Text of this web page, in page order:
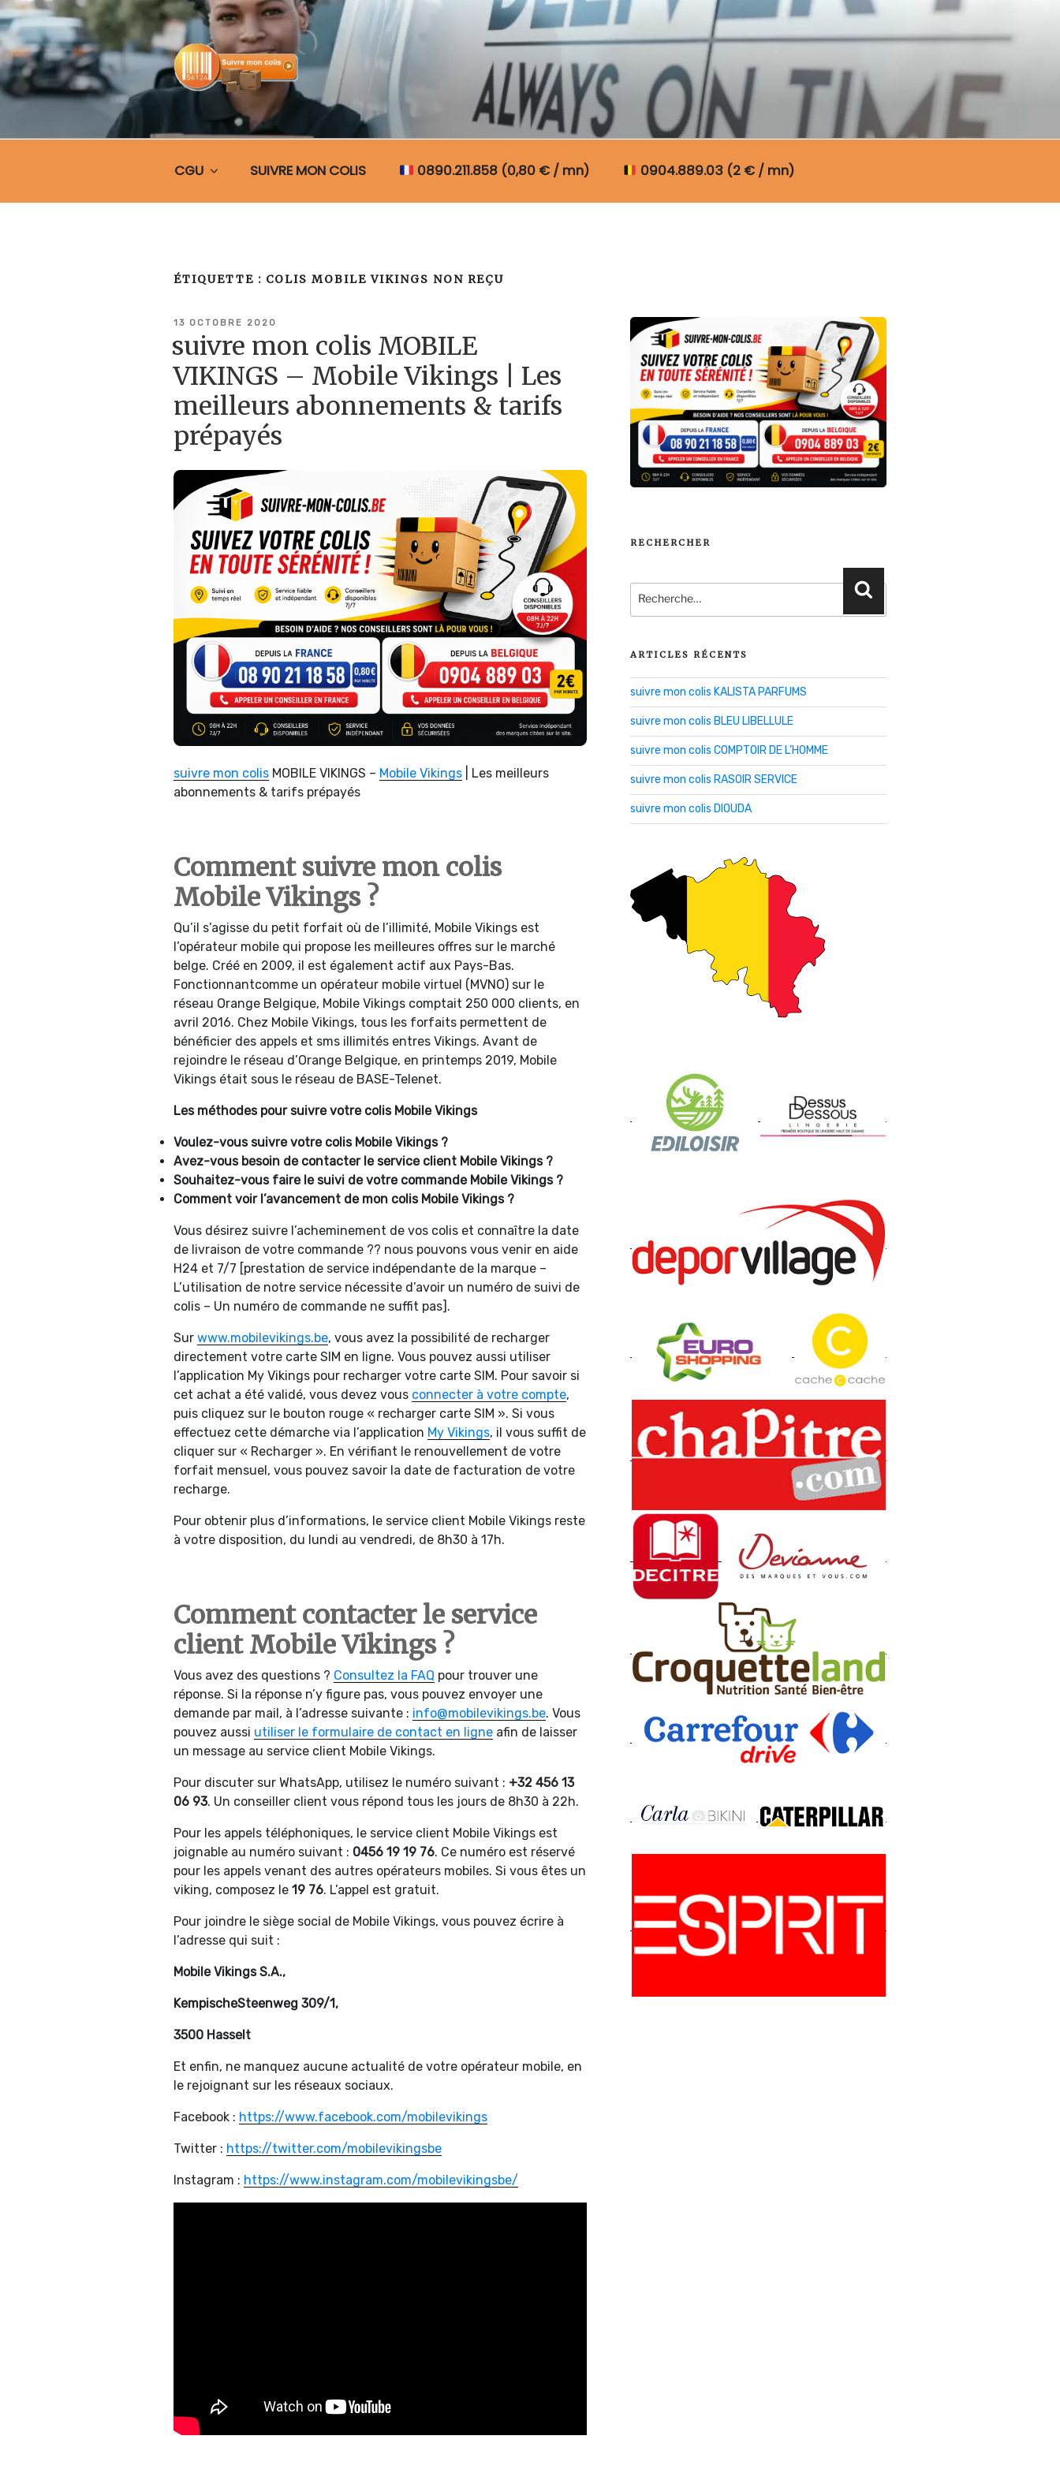
Aller
au
contenu
principal
SUIVRE MON COLIS BELGIQUE
CGU SUIVRE MON COLIS 0890.211.858 (0,80 € / mn) 0904.889.03 (2 € / mn)
ÉTIQUETTE : COLIS MOBILE VIKINGS NON REÇU
PUBLIÉ
13 OCTOBRE 2020
suivre mon colis MOBILE
VIKINGS – Mobile Vikings | Les
meilleurs abonnements & tarifs
prépayés
suivre mon colis MOBILE VIKINGS – Mobile Vikings | Les meilleurs
abonnements & tarifs prépayés
Comment suivre mon colis
Mobile Vikings ?
Qu’il s’agisse du petit forfait où de l’illimité, Mobile Vikings est
l’opérateur mobile qui propose les meilleures offres sur le marché
belge. Créé en 2009, il est également actif aux Pays-Bas.
Fonctionnantcomme un opérateur mobile virtuel (MVNO) sur le
réseau Orange Belgique, Mobile Vikings comptait 250 000 clients, en
avril 2016. Chez Mobile Vikings, tous les forfaits permettent de
bénéficier des appels et sms illimités entres Vikings. Avant de
rejoindre le réseau d’Orange Belgique, en printemps 2019, Mobile
Vikings était sous le réseau de BASE-Telenet.
Les méthodes pour suivre votre colis Mobile Vikings
Voulez-vous suivre votre colis Mobile Vikings ?
Avez-vous besoin de contacter le service client Mobile Vikings ?
Souhaitez-vous faire le suivi de votre commande Mobile Vikings ?
Comment voir l’avancement de mon colis Mobile Vikings ?
Vous désirez suivre l’acheminement de vos colis et connaître la date
de livraison de votre commande ?? nous pouvons vous venir en aide
H24 et 7/7 [prestation de service indépendante de la marque –
L’utilisation de notre service nécessite d’avoir un numéro de suivi de
colis – Un numéro de commande ne suffit pas].
Sur www.mobilevikings.be, vous avez la possibilité de recharger
directement votre carte SIM en ligne. Vous pouvez aussi utiliser
l’application My Vikings pour recharger votre carte SIM. Pour savoir si
cet achat a été validé, vous devez vous connecter à votre compte,
puis cliquez sur le bouton rouge « recharger carte SIM ». Si vous
effectuez cette démarche via l’application My Vikings, il vous suffit de
cliquer sur « Recharger ». En vérifiant le renouvellement de votre
forfait mensuel, vous pouvez savoir la date de facturation de votre
recharge.
Pour obtenir plus d’informations, le service client Mobile Vikings reste
à votre disposition, du lundi au vendredi, de 8h30 à 17h.
Comment contacter le service
client Mobile Vikings ?
Vous avez des questions ? Consultez la FAQ pour trouver une
réponse. Si la réponse n’y figure pas, vous pouvez envoyer une
demande par mail, à l’adresse suivante : info@mobilevikings.be. Vous
pouvez aussi utiliser le formulaire de contact en ligne afin de laisser
un message au service client Mobile Vikings.
Pour discuter sur WhatsApp, utilisez le numéro suivant : +32 456 13
06 93. Un conseiller client vous répond tous les jours de 8h30 à 22h.
Pour les appels téléphoniques, le service client Mobile Vikings est
joignable au numéro suivant : 0456 19 19 76. Ce numéro est réservé
pour les appels venant des autres opérateurs mobiles. Si vous êtes un
viking, composez le 19 76. L’appel est gratuit.
Pour joindre le siège social de Mobile Vikings, vous pouvez écrire à
l’adresse qui suit :
Mobile Vikings S.A.,
KempischeSteenweg 309/1,
3500 Hasselt
Et enfin, ne manquez aucune actualité de votre opérateur mobile, en
le rejoignant sur les réseaux sociaux.
Facebook : https://www.facebook.com/mobilevikings
Twitter : https://twitter.com/mobilevikingsbe
Instagram : https://www.instagram.com/mobilevikingsbe/
RECHERCHER
pour
:
Recherche
ARTICLES RÉCENTS
suivre mon colis KALISTA PARFUMS
suivre mon colis BLEU LIBELLULE
suivre mon colis COMPTOIR DE L’HOMME
suivre mon colis RASOIR SERVICE
suivre mon colis DIOUDA